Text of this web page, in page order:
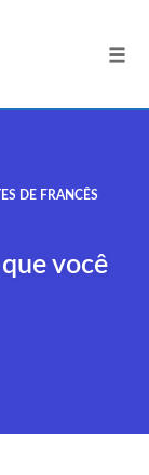
DE FRANCÊS
você